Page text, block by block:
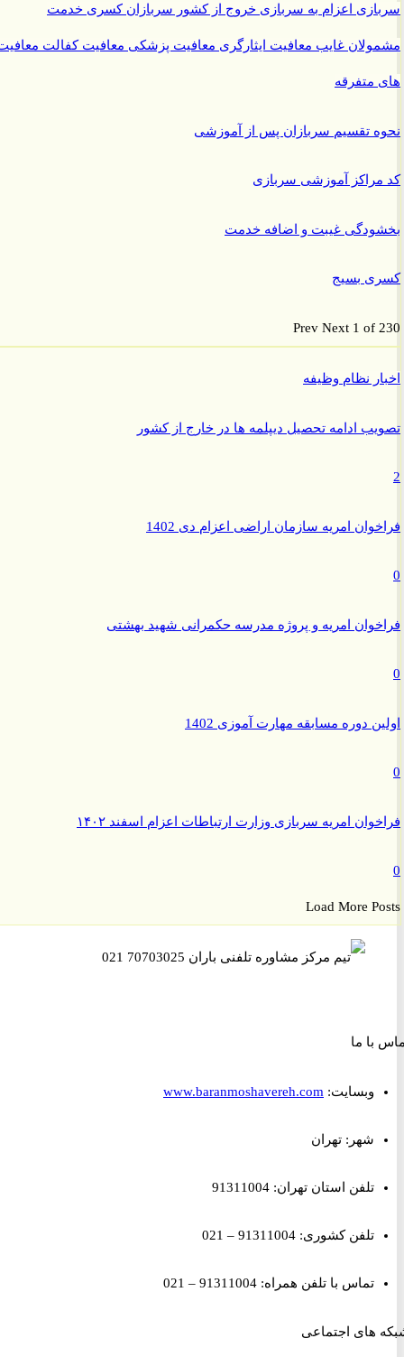
اعزام به سربازیخروج از کشور سربازانکسری خدمت
غایبمعافیت ایثارگریمعافیت پزشکیمعافیت کفالتمعافیت
متفرقه
تقسیم سربازان پس از آموزشی
آموزشی سربازی
غیبت و اضافه خدمت
بسیج
PrevNext 1 of
نظام وظیفه
ادامه تحصیل دیپلمه ها در خارج از کشور
امریه سازمان اراضی اعزام دی 1402
امریه و پروژه مدرسه حکمرانی شهید بهشتی
دوره مسابقه مهارت آموزی 1402
امریه سربازی وزارت ارتباطات اعزام اسفند ۱۴۰۲
Load More
ما
وبسایت:www.baranmoshavereh.com
شهر: تهران
تلفن استان تهران: 91311004
تلفن کشوری: 91311004 – 021
تماس با تلفن همراه: 91311004 – 021
اجتماعی